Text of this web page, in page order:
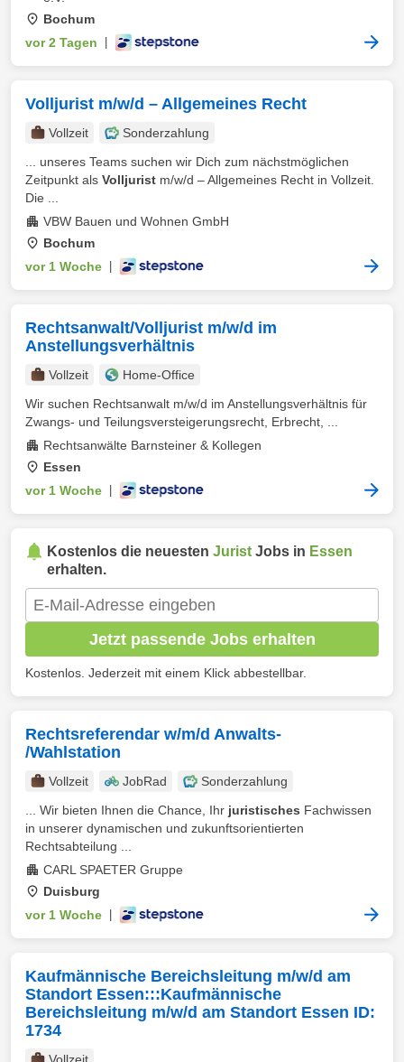
Bochum
vor 2 Tagen
Volljurist m/w/d – Allgemeines Recht
Vollzeit
Sonderzahlung
... unseres Teams suchen wir Dich zum nächstmöglichen
Zeitpunkt als Volljurist m/w/d – Allgemeines Recht in Vollzeit.
Die ...
VBW Bauen und Wohnen GmbH
Bochum
vor 1 Woche
Rechtsanwalt/Volljurist m/w/d im
Anstellungsverhältnis
Vollzeit
Home-Office
Wir suchen Rechtsanwalt m/w/d im Anstellungsverhältnis für
Zwangs- und Teilungsversteigerungsrecht, Erbrecht, ...
Rechtsanwälte Barnsteiner & Kollegen
Essen
vor 1 Woche
Kostenlos die neuesten Jurist Jobs in Essen
erhalten.
Jetzt passende Jobs erhalten
Kostenlos. Jederzeit mit einem Klick abbestellbar.
Rechtsreferendar w/m/d Anwalts-
/Wahlstation
Vollzeit JobRad
Sonderzahlung
... Wir bieten Ihnen die Chance, Ihr juristisches Fachwissen
in unserer dynamischen und zukunftsorientierten
Rechtsabteilung ...
CARL SPAETER Gruppe
Duisburg
vor 1 Woche
Kaufmännische Bereichsleitung m/w/d am
Standort Essen:::Kaufmännische
Bereichsleitung m/w/d am Standort Essen ID:
1734